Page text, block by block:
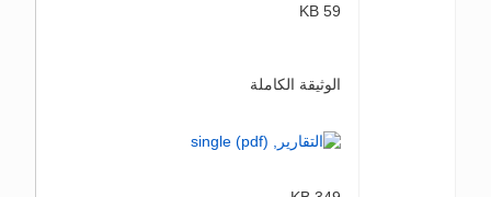
59 KB
الوثيقة الكاملة